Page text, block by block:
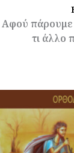
Αφού πάρουμε
τι άλλο